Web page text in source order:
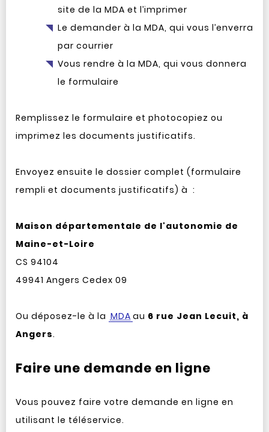
site de la MDA et l’imprimer
Le demander à la MDA, qui vous l’enverra
par courrier
Vous rendre à la MDA, qui vous donnera
le formulaire
Remplissez le formulaire et photocopiez ou
imprimez les documents justificatifs.
Envoyez ensuite le dossier complet (formulaire
rempli et documents justificatifs) à :
Maison départementale de l'autonomie de
Maine-et-Loire
CS 94104
49941 Angers Cedex 09
Ou déposez-le à la MDA au 6 rue Jean Lecuit, à
Angers.
Faire une demande en ligne
Vous pouvez faire votre demande en ligne en
utilisant le téléservice.